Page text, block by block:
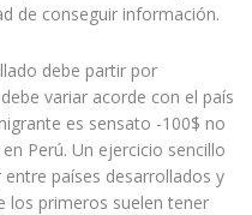
de conseguir información.
debe partir por
variar acorde con el país
es sensato -100$ no
Perú. Un ejercicio sencillo
países desarrollados y
los primeros suelen tener